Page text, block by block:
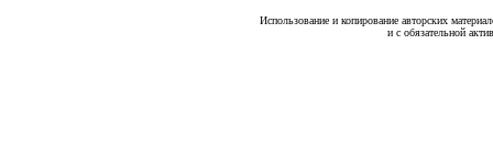
Использование и копирование авторских
и с обязательной